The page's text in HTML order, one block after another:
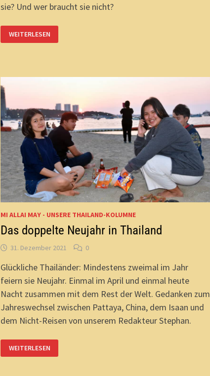
sie? Und wer braucht sie nicht?
VIELE
EU-
„VISA
UND
BALD
DOCH
15
TAGE
LÄNGER
BLEIBEN
DÜRFEN.
WEITERLESEN
MI ALLAI MAY - UNSERE THAILAND-KOLUMNE
Das doppelte Neujahr in Thailand
31. Dezember 2021 0
Glückliche Thailänder: Mindestens zweimal im Jahr
feiern sie Neujahr. Einmal im April und einmal heute
Nacht zusammen mit dem Rest der Welt. Gedanken zum
Jahreswechsel zwischen Pattaya, China, dem Isaan und
dem Nicht-Reisen von unserem Redakteur Stephan.
DOPPELTE
NEUJAHR
WEITERLESEN